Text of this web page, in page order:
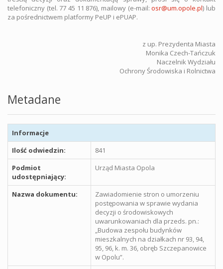
telefoniczny (tel. 77 45 11 876), mailowy (e-mail:osr@um.opole.pl) lub
za pośrednictwem platformy PeUP i ePUAP.
z up. Prezydenta Miasta
Monika Czech-Tańczuk
Naczelnik Wydziału
Ochrony Środowiska i Rolnictwa
Metadane
Informacje
Ilość odwiedzin:
841
Podmiot
udostępniający:
Urząd Miasta Opola
Nazwa dokumentu:
Zawiadomienie stron o umorzeniu
postępowania w sprawie wydania
decyzji o środowiskowych
uwarunkowaniach dla przeds. pn.:
„Budowa zespołu budynków
mieszkalnych na działkach nr 93, 94,
95, 96, k. m. 36, obręb Szczepanowice
w Opolu”.